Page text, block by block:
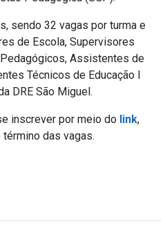
sendo 32 vagas por turma e
de Escola, Supervisores
Assistentes de
Técnicos de Educação I
DRE São Miguel.
inscrever por meio do link,
das vagas.